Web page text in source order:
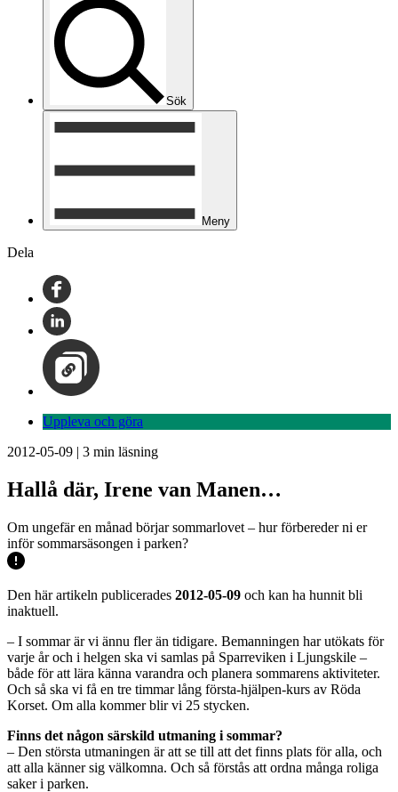
Sök
Meny
Dela
Uppleva och göra
2012-05-09 | 3 min läsning
Hallå där, Irene van Manen…
Om ungefär en månad börjar sommarlovet – hur förbereder ni er
inför sommarsäsongen i parken?
Den här artikeln publicerades 2012-05-09 och kan ha hunnit bli
inaktuell.
– I sommar är vi ännu fler än tidigare. Bemanningen har utökats för
varje år och i helgen ska vi samlas på Sparreviken i Ljungskile –
både för att lära känna varandra och planera sommarens aktiviteter.
Och så ska vi få en tre timmar lång första-hjälpen-kurs av Röda
Korset. Om alla kommer blir vi 25 stycken.
Finns det någon särskild utmaning i sommar?
– Den största utmaningen är att se till att det finns plats för alla, och
att alla känner sig välkomna. Och så förstås att ordna många roliga
saker i parken.